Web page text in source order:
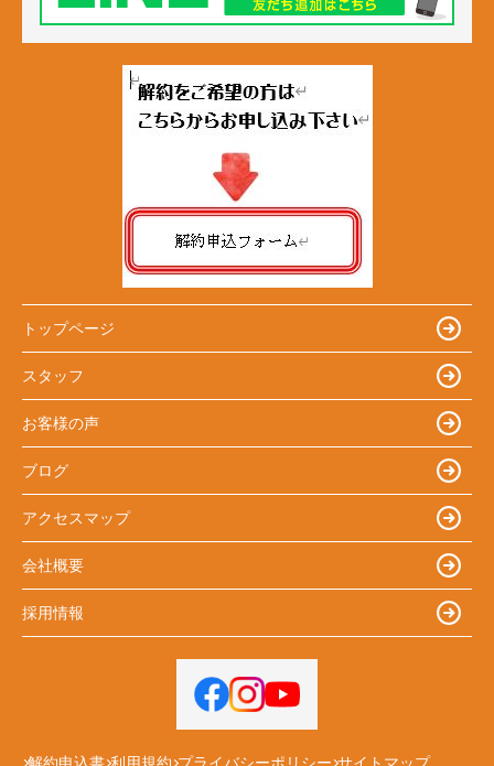
トップページ
スタッフ
お客様の声
ブログ
アクセスマップ
会社概要
採用情報